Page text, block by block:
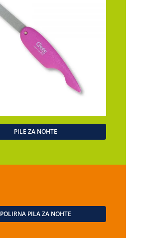
PILE ZA NOHTE
POLIRNA PILA ZA NOHTE